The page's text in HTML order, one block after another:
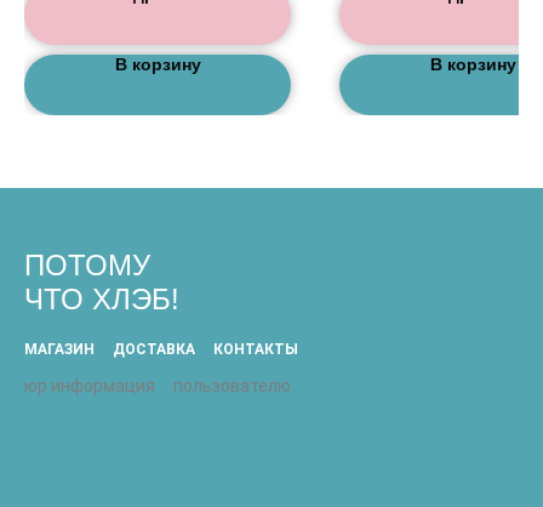
В корзину В корзину
ПОТОМУ
ЧТО ХЛЭБ!
МАГАЗИН ДОСТАВКА КОНТАКТЫ
юр информация пользователю